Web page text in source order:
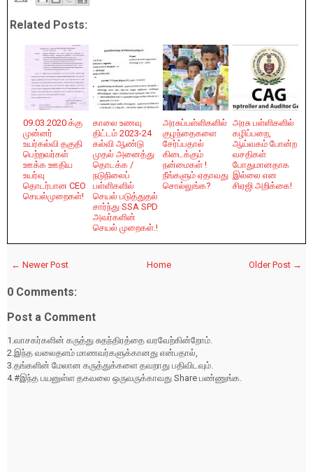
Related Posts:
09.03.2020 க்கு
முன்னர்
உயர்கல்வி தகுதி
பெற்றவர்கள்
ஊக்க ஊதிய
உயர்வு
தொடர்பான CEO
செயல்முறைகள்!
காலை உணவு
திட்டம் 2023-24
கல்வி ஆண்டு
முதல் அனைத்து
தொடக்க /
நடுநிலைப்
பள்ளிகளில்
செயல் படுத்துதல்
சார்ந்து SSA SPD
அவர்களின்
செயல் முறைகள்.!
அரசுப்பள்ளிகளில்
குழந்தைகளை
சேர்ப்பதால்
கிடைக்கும்
நன்மைகள் !
நீங்களும் ஏதாவது
சொல்லுங்க?
அரசு பள்ளிகளில்
கழிப்பறை,
ஆய்வகம் போன்ற
வசதிகள்
போதுமானதாக
இல்லை என
சிஏஜி அறிக்கை!
← Newer Post Older Post →
Home
0 Comments:
Post a Comment
1.வாசகர்களின் கருத்து சுதந்திரத்தை வரவேற்கின்றோம்.
2.இந்த வலைதளம் மாணவர்களுக்கானது என்பதால்,
3.தங்களின் மேலான கருத்துக்களை தவறாது பதிவிடவும்.
4.#இந்த பயனுள்ள தகவலை ஒருவருக்காவது Share பண்ணுங்க.